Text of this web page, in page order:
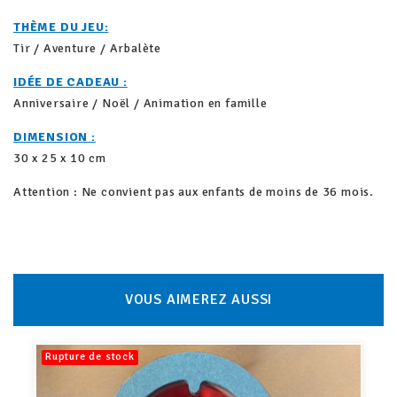
THÈME DU JEU:
Tir / Aventure / Arbalète
IDÉE DE CADEAU :
Anniversaire / Noël / Animation en famille
DIMENSION :
30 x 25 x 10 cm
Attention : Ne convient pas aux enfants de moins de 36 mois.
VOUS AIMEREZ AUSSI
Rupture de stock